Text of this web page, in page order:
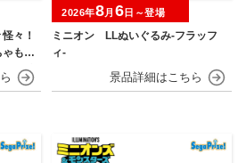
々！
もふ
ーズ
ミニオン LLぬいぐるみ‐フラッフ
ィ‐
2026年8月 6日～登場